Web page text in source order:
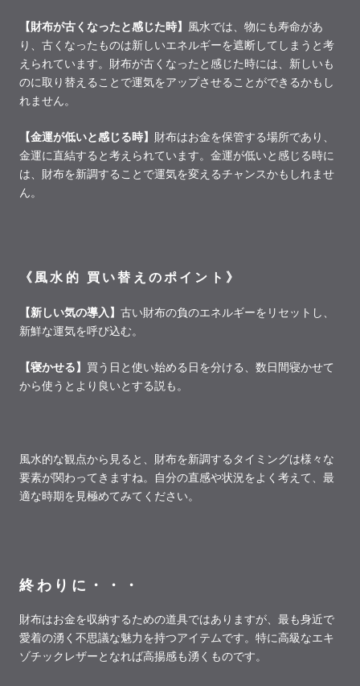
【財布が古くなったと感じた時】
風水では、物にも寿命があ
り、古くなったものは新しいエネルギーを遮断してしまうと考
えられています。財布が古くなったと感じた時には、新しいも
のに取り替えることで運気をアップさせることができるかもし
れません。
【金運が低いと感じる時】 財布はお金を保管する場所であり、
金運に直結すると考えられています。金運が低いと感じる時に
は、財布を新調することで運気を変えるチャンスかもしれませ
ん。
《風水的 買い替えのポイント》
【新しい気の導入】 古い財布の負のエネルギーをリセットし、
新鮮な運気を呼び込む。
【寝かせる】 買う日と使い始める日を分ける、数日間寝かせて
から使うとより良いとする説も。
風水的な観点から見ると、財布を新調するタイミングは様々な
要素が関わってきますね。自分の直感や状況をよく考えて、最
適な時期を見極めてみてください。
終わりに・・・
財布はお金を収納するための道具ではありますが、最も身近で
愛着の湧く不思議な魅力を持つアイテムです。特に高級なエキ
ゾチックレザーとなれば高揚感も湧くものです。